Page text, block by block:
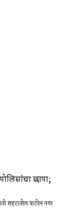
छापा;
शहरातील पाटील नगर